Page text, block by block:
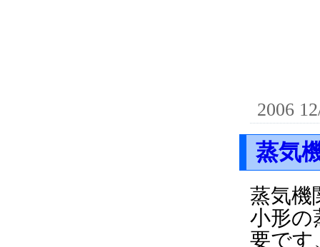
2006
蒸気
蒸気機
小形の
要です